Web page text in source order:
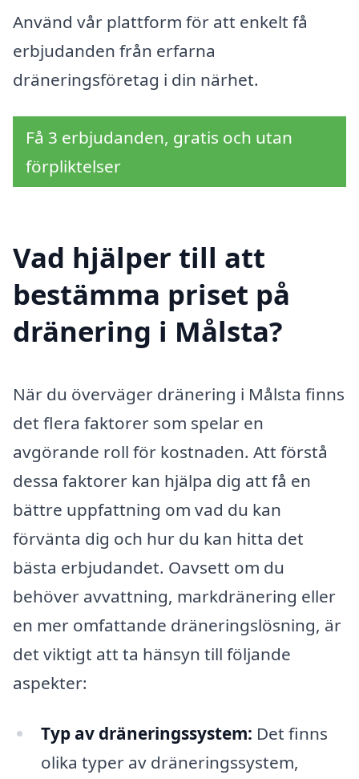
Använd vår plattform för att enkelt få
erbjudanden från erfarna
dräneringsföretag i din närhet.
Få 3 erbjudanden, gratis och utan
förpliktelser
Vad hjälper till att
bestämma priset på
dränering i Målsta?
När du överväger dränering i Målsta finns
det flera faktorer som spelar en
avgörande roll för kostnaden. Att förstå
dessa faktorer kan hjälpa dig att få en
bättre uppfattning om vad du kan
förvänta dig och hur du kan hitta det
bästa erbjudandet. Oavsett om du
behöver avvattning, markdränering eller
en mer omfattande dräneringslösning, är
det viktigt att ta hänsyn till följande
aspekter:
Typ av dräneringssystem: Det finns
olika typer av dräneringssystem,